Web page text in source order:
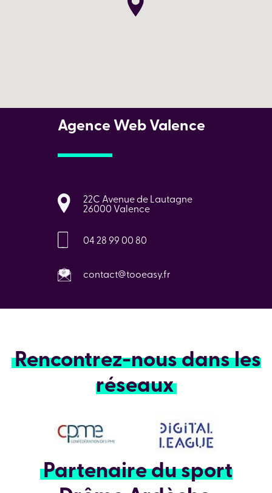
Agence Web Valence
22C Avenue de Lautagne
26000 Valence
04 28 99 00 80
contact@tooeasy.fr
Rencontrez-nous dans les
réseaux
Partenaire du sport